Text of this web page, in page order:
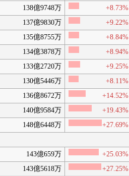
138億9748万
+8.73%
137億9830万
+9.22%
135億8755万
+8.84%
134億3878万
+8.94%
133億2720万
+9.25%
130億5446万
+8.11%
136億8672万
+14.52%
140億9584万
+19.43%
148億6448万
+27.69%
143億659万
+25.03%
143億5618万
+27.25%